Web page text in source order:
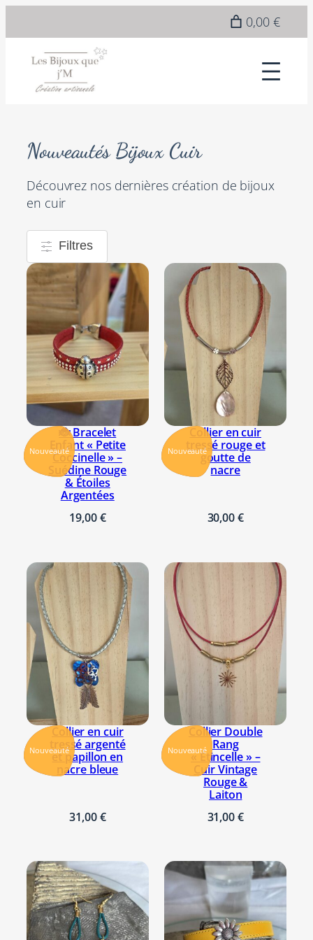
0,00 €
Nouveautés Bijoux Cuir
Découvrez nos dernières création de bijoux
en cuir
Filtres
Nouveauté
🐞 Bracelet
Enfant « Petite
Coccinelle » –
Suédine Rouge
& Étoiles
Argentées
19,00€
Nouveauté
Collier en cuir
tressé rouge et
goutte de
nacre
30,00€
Nouveauté
Collier en cuir
tressé argenté
et papillon en
nacre bleue
31,00€
Nouveauté
Collier Double
Rang
« Étincelle » –
Cuir Vintage
Rouge &
Laiton
31,00€